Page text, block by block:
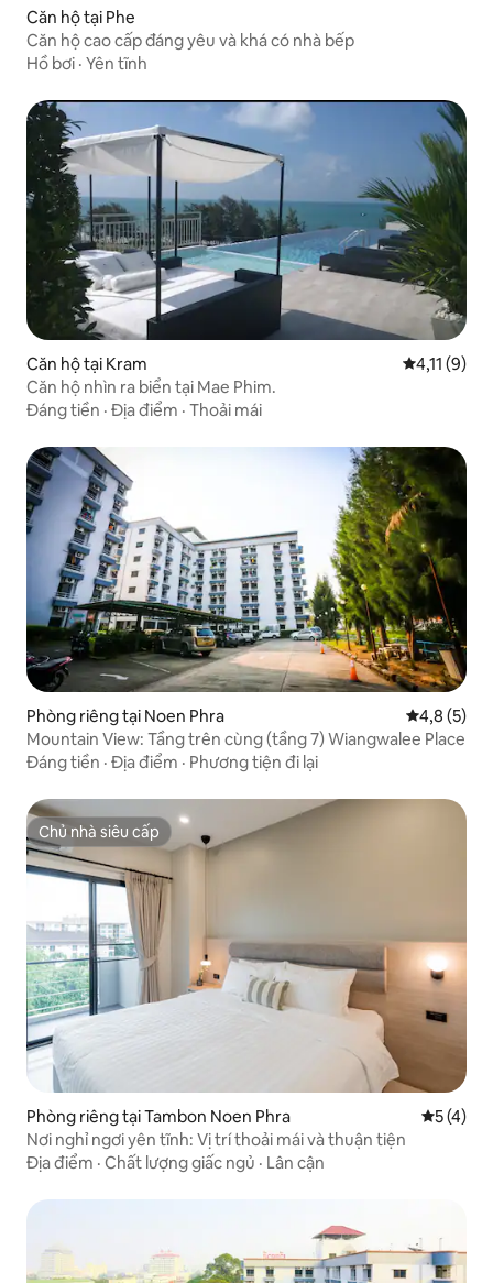
Căn hộ tại Phe
Căn hộ cao cấp đáng yêu và khá có nhà bếp
Hồ bơi · Yên tĩnh
Căn hộ tại Kram Xếp hạng
4,11 (9)
Căn hộ nhìn ra biển tại Mae Phim.
Đáng tiền · Địa điểm · Thoải mái
Phòng riêng tại Noen Phra Xếp hạng
4,8 (5)
Mountain View: Tầng trên cùng (tầng 7) Wiangwalee Place
Đáng tiền · Địa điểm · Phương tiện đi lại
Chủ nhà siêu cấp
Chủ nhà siêu cấp
Phòng riêng tại Tambon Noen Phra Xếp5 (4)
Nơi nghỉ ngơi yên tĩnh: Vị trí thoải mái và thuận tiện
Địa điểm · Chất lượng giấc ngủ · Lân cận